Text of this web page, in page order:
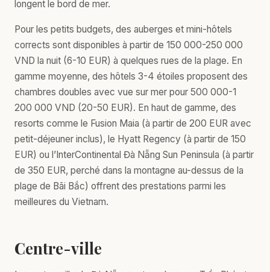
longent le bord de mer.
Pour les petits budgets, des auberges et mini-hôtels
corrects sont disponibles à partir de 150 000-250 000
VND la nuit (6-10 EUR) à quelques rues de la plage. En
gamme moyenne, des hôtels 3-4 étoiles proposent des
chambres doubles avec vue sur mer pour 500 000-1
200 000 VND (20-50 EUR). En haut de gamme, des
resorts comme le Fusion Maia (à partir de 200 EUR avec
petit-déjeuner inclus), le Hyatt Regency (à partir de 150
EUR) ou l’InterContinental Đà Nẵng Sun Peninsula (à partir
de 350 EUR, perché dans la montagne au-dessus de la
plage de Bãi Bắc) offrent des prestations parmi les
meilleures du Vietnam.
Centre-ville